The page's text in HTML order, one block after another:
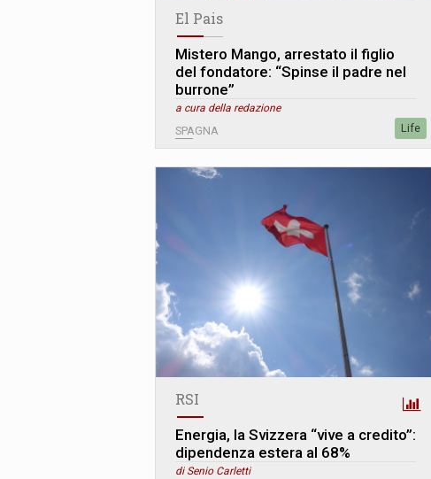
El Pais
Mistero Mango, arrestato il figlio
del fondatore: “Spinse il padre nel
burrone”
a cura della redazione
SPAGNA Life
RSI
Energia, la Svizzera “vive a credito”:
dipendenza estera al 68%
di Senio Carletti